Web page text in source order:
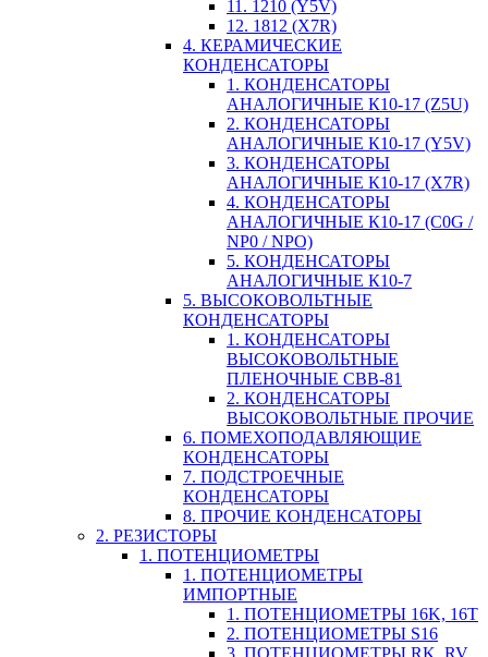
11. 1210 (Y5V)
12. 1812 (X7R)
4. КЕРАМИЧЕСКИЕ
КОНДЕНСАТОРЫ
1. КОНДЕНСАТОРЫ
АНАЛОГИЧНЫЕ К10-17 (Z5U)
2. КОНДЕНСАТОРЫ
АНАЛОГИЧНЫЕ К10-17 (Y5V)
3. КОНДЕНСАТОРЫ
АНАЛОГИЧНЫЕ К10-17 (X7R)
4. КОНДЕНСАТОРЫ
АНАЛОГИЧНЫЕ К10-17 (C0G /
NP0 / NPO)
5. КОНДЕНСАТОРЫ
АНАЛОГИЧНЫЕ К10-7
5. ВЫСОКОВОЛЬТНЫЕ
КОНДЕНСАТОРЫ
1. КОНДЕНСАТОРЫ
ВЫСОКОВОЛЬТНЫЕ
ПЛЕНОЧНЫЕ CBB-81
2. КОНДЕНСАТОРЫ
ВЫСОКОВОЛЬТНЫЕ ПРОЧИЕ
6. ПОМЕХОПОДАВЛЯЮЩИЕ
КОНДЕНСАТОРЫ
7. ПОДСТРОЕЧНЫЕ
КОНДЕНСАТОРЫ
8. ПРОЧИЕ КОНДЕНСАТОРЫ
2. РЕЗИСТОРЫ
1. ПОТЕНЦИОМЕТРЫ
1. ПОТЕНЦИОМЕТРЫ
ИМПОРТНЫЕ
1. ПОТЕНЦИОМЕТРЫ 16K, 16T
2. ПОТЕНЦИОМЕТРЫ S16
3. ПОТЕНЦИОМЕТРЫ RK, RV